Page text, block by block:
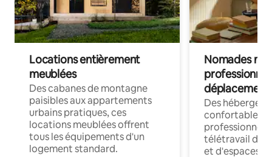
Locations entièrement
meublées
Des cabanes de montagne
paisibles aux appartements
urbains pratiques, ces
locations meublées offrent
tous les équipements d'un
logement standard.
Nomades
déplacement
Des
confortables
professionnels
télétravail
et d'espaces